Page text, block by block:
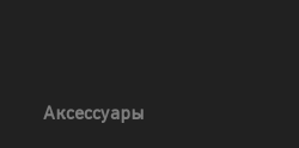
Аксессуары